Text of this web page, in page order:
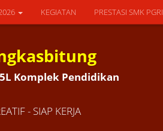
KEGIATAN PRESTASI SMK PGRI
Komplek Pendidikan
- SIAP KERJA